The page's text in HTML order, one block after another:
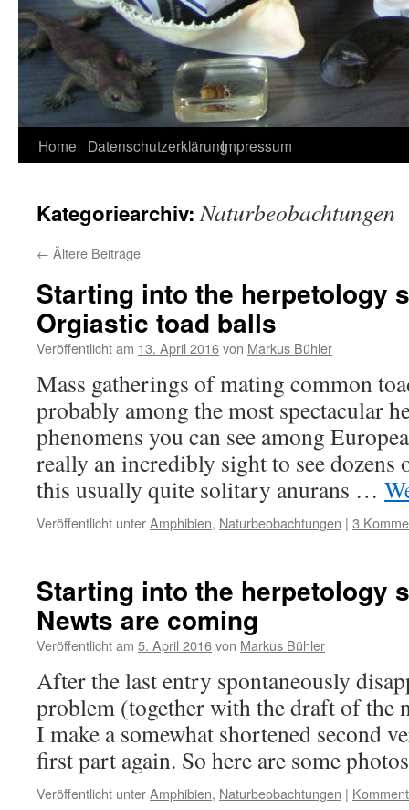
Home DatenschutzerklärungImpressum
Kategoriearchiv:Naturbeobachtungen
← Ältere Beiträge
Starting into the herpetology
Orgiastic toad balls
Veröffentlicht am 13. April 2016von Markus Bühler
Mass gatherings of mating common
probably among the most spectacular
phenomens you can see among
really an incredibly sight to see dozens
this usually quite solitary anurans …
Veröffentlicht unterAmphibien, Naturbeobachtungen | 3
Starting into the herpetology
Newts are coming
Veröffentlicht am 5. April 2016von Markus Bühler
After the last entry spontaneously
problem (together with the draft of the
I make a somewhat shortened second
first part again. So here are some
Veröffentlicht unterAmphibien, Naturbeobachtungen |